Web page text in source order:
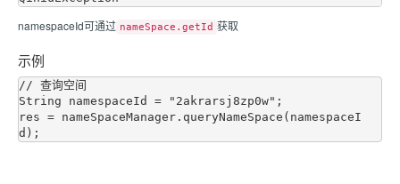
namespaceId可通过 nameSpace.getId 获取
示例
// 查询空间
String namespaceId = "2akrarsj8zp0w";
res = nameSpaceManager.queryNameSpace(namespaceI